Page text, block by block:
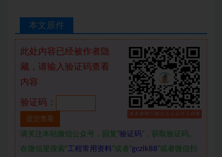
本文原件
此处内容已经被作者隐
藏，请输入验证码查看
内容
验证码：
请关注本站微信公众号，回复“验证码”，获取验证码。
在微信里搜索“ 工程常用资料”或者“gczlk88”或者微信扫